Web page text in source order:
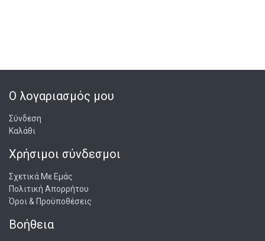
Ο λογαριασμός μου
Σύνδεση
Καλάθι
Χρήσιμοι σύνδεσμοι
Σχετικά Με Εμάς
Πολιτική Απορρήτου
Όροι & Προϋποθέσεις
Βοήθεια